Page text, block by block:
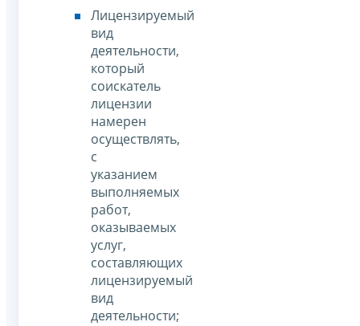
Лицензируемый
вид
деятельности,
который
соискатель
лицензии
намерен
осуществлять,
с
указанием
выполняемых
работ,
оказываемых
услуг,
составляющих
лицензируемый
вид
деятельности;